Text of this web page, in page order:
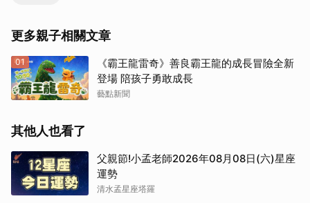
更多親子相關文章
01
《霸王龍雷奇》善良霸王龍的成長冒險全新
登場 陪孩子勇敢成長
藝點新聞
其他人也看了
父親節!小孟老師2026年08月08日(六)星座
運勢
清水孟星座塔羅